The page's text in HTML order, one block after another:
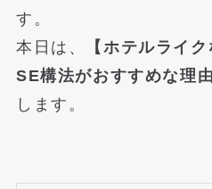
す。
本日は、
【ホテルライ
SE構法がおすすめな理由
します。